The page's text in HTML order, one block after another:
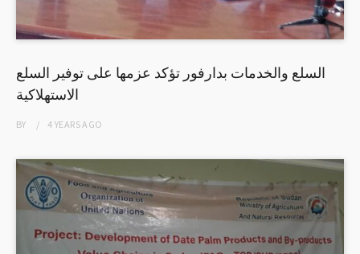
السلع والخدمات بدارفور تؤكد عزمها على توفير السلع
الاستهلاكية
BY 4 YEARSAGO